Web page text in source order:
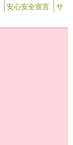
安心安全宣言
サ